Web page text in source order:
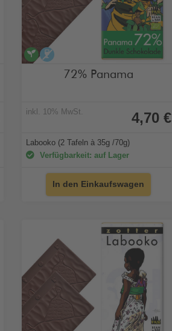
veganalkoholfrei
72% Panama
inkl. 10% MwSt. 4,70 €
Labooko (2 Tafeln à 35g /70g)
Verfügbarkeit: auf Lager
In den Einkaufswagen